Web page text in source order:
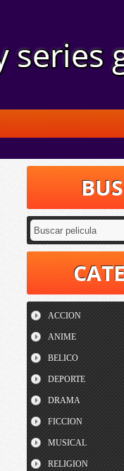
ACCION
ANIME
BELICO
DEPORTE
DRAMA
FICCION
MUSICAL
RELIGION